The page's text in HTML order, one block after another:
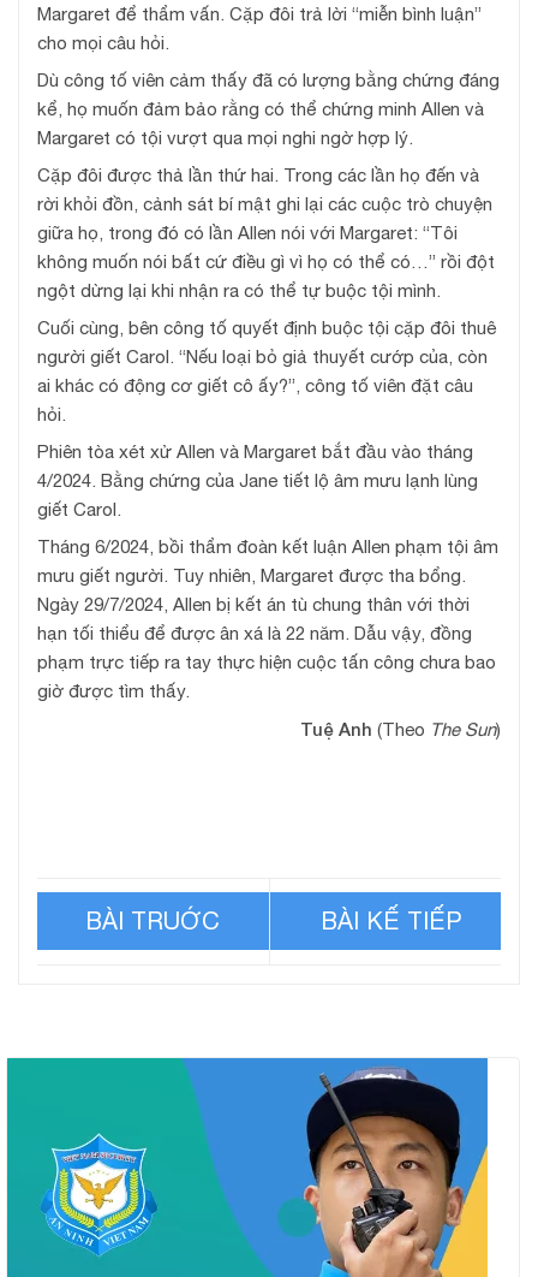
Margaret để thẩm vấn. Cặp đôi trả lời “miễn bình luận”
cho mọi câu hỏi.
Dù công tố viên cảm thấy đã có lượng bằng chứng đáng
kể, họ muốn đảm bảo rằng có thể chứng minh Allen và
Margaret có tội vượt qua mọi nghi ngờ hợp lý.
Cặp đôi được thả lần thứ hai. Trong các lần họ đến và
rời khỏi đồn, cảnh sát bí mật ghi lại các cuộc trò chuyện
giữa họ, trong đó có lần Allen nói với Margaret: “Tôi
không muốn nói bất cứ điều gì vì họ có thể có…” rồi đột
ngột dừng lại khi nhận ra có thể tự buộc tội mình.
Cuối cùng, bên công tố quyết định buộc tội cặp đôi thuê
người giết Carol. “Nếu loại bỏ giả thuyết cướp của, còn
ai khác có động cơ giết cô ấy?”, công tố viên đặt câu
hỏi.
Phiên tòa xét xử Allen và Margaret bắt đầu vào tháng
4/2024. Bằng chứng của Jane tiết lộ âm mưu lạnh lùng
giết Carol.
Tháng 6/2024, bồi thẩm đoàn kết luận Allen phạm tội âm
mưu giết người. Tuy nhiên, Margaret được tha bổng.
Ngày 29/7/2024, Allen bị kết án tù chung thân với thời
hạn tối thiểu để được ân xá là 22 năm. Dẫu vậy, đồng
phạm trực tiếp ra tay thực hiện cuộc tấn công chưa bao
giờ được tìm thấy.
Tuệ Anh (Theo The Sun)
50 người